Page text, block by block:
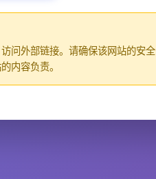
问外部链接。请确保该网站的安全
内容负责。